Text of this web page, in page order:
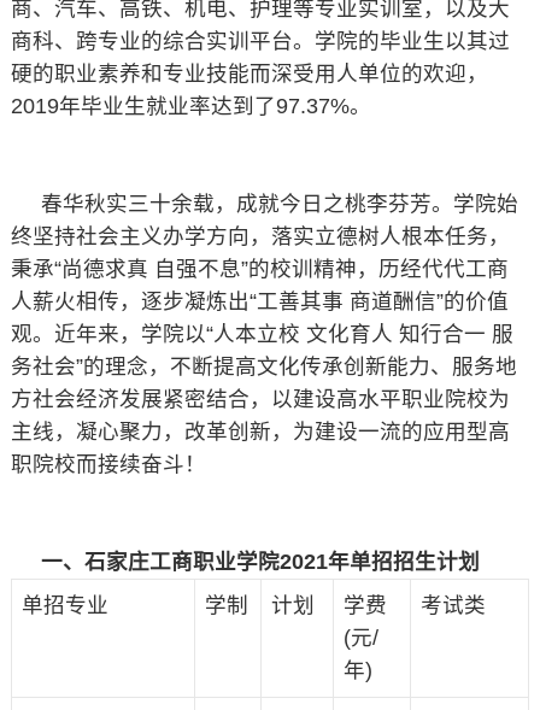
商、汽车、高铁、机电、护理等专业实训室，以及大
商科、跨专业的综合实训平台。学院的毕业生以其过
硬的职业素养和专业技能而深受用人单位的欢迎，
2019年毕业生就业率达到了97.37%。
春华秋实三十余载，成就今日之桃李芬芳。学院始
终坚持社会主义办学方向，落实立德树人根本任务，
秉承“尚德求真 自强不息”的校训精神，历经代代工商
人薪火相传，逐步凝炼出“工善其事 商道酬信”的价值
观。近年来，学院以“人本立校 文化育人 知行合一 服
务社会”的理念，不断提高文化传承创新能力、服务地
方社会经济发展紧密结合，以建设高水平职业院校为
主线，凝心聚力，改革创新，为建设一流的应用型高
职院校而接续奋斗！
一、石家庄工商职业学院2021年单招招生计划
单招专业
学制 计划
学费
(元/
年)
考试类